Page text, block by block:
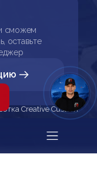
сможем
оставьте
Creative Custom